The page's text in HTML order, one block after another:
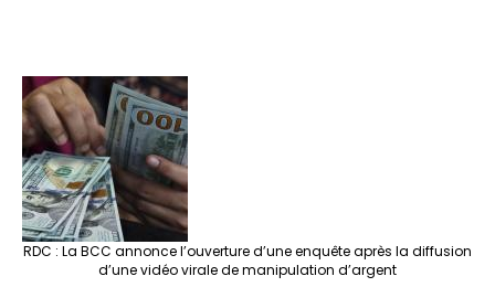
RDC : La BCC annonce l’ouverture d’une enquête après la diffusion
d’une vidéo virale de manipulation d’argent